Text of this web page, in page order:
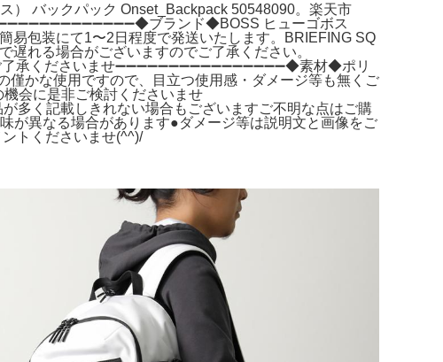
） バックパック Onset_Backpack 50548090。楽天市
ブランド◆BOSS ヒューゴボス
包装にて1〜2日程度で発送いたします。BRIEFING SQ
れる場合がございますのでご了承ください。
くださいませ➖➖➖➖➖➖➖➖➖➖➖➖➖➖➖➖◆素材◆ポリ
間の僅かな使用ですので、目立つ使用感・ダメージ等も無くご
会に是非ご検討くださいませ
が多く記載しきれない場合もございますご不明な点はご購
が異なる場合があります●ダメージ等は説明文と画像をご
トくださいませ(^^)/